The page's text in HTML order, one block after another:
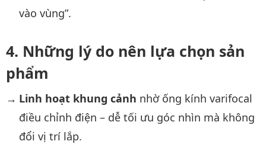
vào vùng”.
Những lý do nên lựa chọn sản
phẩm
Linh hoạt khung cảnh nhờ ống kính varifocal
điều chỉnh điện – dễ tối ưu góc nhìn mà không
đổi vị trí lắp.